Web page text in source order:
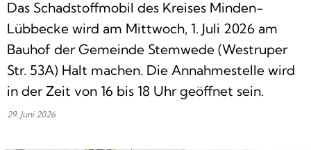
Das Schadstoffmobil des Kreises Minden-
Lübbecke wird am Mittwoch, 1. Juli 2026 am
Bauhof der Gemeinde Stemwede (Westruper
Str. 53A) Halt machen. Die Annahmestelle wird
in der Zeit von 16 bis 18 Uhr geöffnet sein.
29. Juni 2026